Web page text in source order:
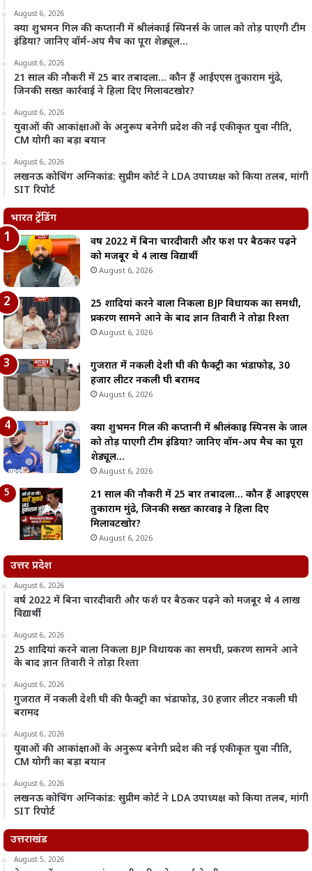
August 6, 2026
क्या शुभमन गिल की कप्तानी में श्रीलंकाई स्पिनर्स के जाल को तोड़ पाएगी टीम
इंडिया? जानिए वॉर्म-अप मैच का पूरा शेड्यूल…
August 6, 2026
21 साल की नौकरी में 25 बार तबादला… कौन हैं आईएएस तुकाराम मुंढे,
जिनकी सख्त कार्रवाई ने हिला दिए मिलावटखोर?
August 6, 2026
युवाओं की आकांक्षाओं के अनुरूप बनेगी प्रदेश की नई एकीकृत युवा नीति,
CM योगी का बड़ा बयान
August 6, 2026
लखनऊ कोचिंग अग्निकांड: सुप्रीम कोर्ट ने LDA उपाध्यक्ष को किया तलब, मांगी
SIT रिपोर्ट
भारत ट्रेंडिंग
वर्ष 2022 में बिना चारदीवारी और फर्श पर बैठकर पढ़ने
को मजबूर थे 4 लाख विद्यार्थी
August 6, 2026
25 शादियां करने वाला निकला BJP विधायक का समधी,
प्रकरण सामने आने के बाद ज्ञान तिवारी ने तोड़ा रिश्ता
August 6, 2026
गुजरात में नकली देशी घी की फैक्ट्री का भंडाफोड़, 30
हजार लीटर नकली घी बरामद
August 6, 2026
क्या शुभमन गिल की कप्तानी में श्रीलंकाई स्पिनर्स के जाल
को तोड़ पाएगी टीम इंडिया? जानिए वॉर्म-अप मैच का पूरा
शेड्यूल…
August 6, 2026
21 साल की नौकरी में 25 बार तबादला… कौन हैं आईएएस
तुकाराम मुंढे, जिनकी सख्त कार्रवाई ने हिला दिए
मिलावटखोर?
August 6, 2026
उत्तर प्रदेश
August 6, 2026
वर्ष 2022 में बिना चारदीवारी और फर्श पर बैठकर पढ़ने को मजबूर थे 4 लाख
विद्यार्थी
August 6, 2026
25 शादियां करने वाला निकला BJP विधायक का समधी, प्रकरण सामने आने
के बाद ज्ञान तिवारी ने तोड़ा रिश्ता
August 6, 2026
गुजरात में नकली देशी घी की फैक्ट्री का भंडाफोड़, 30 हजार लीटर नकली घी
बरामद
August 6, 2026
युवाओं की आकांक्षाओं के अनुरूप बनेगी प्रदेश की नई एकीकृत युवा नीति,
CM योगी का बड़ा बयान
August 6, 2026
लखनऊ कोचिंग अग्निकांड: सुप्रीम कोर्ट ने LDA उपाध्यक्ष को किया तलब, मांगी
SIT रिपोर्ट
उत्तराखंड
August 5, 2026